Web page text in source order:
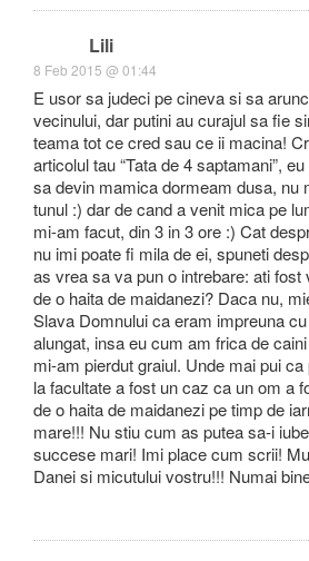
Lili
8 Feb 2015 @ 01:44
E usor sa judeci pe cineva si sa
vecinului, dar putini au curajul sa fie
teama tot ce cred sau ce ii macina!
articolul tau “Tata de 4 saptamani”,
sa devin mamica dormeam dusa, nu
tunul :) dar de cand a venit mica pe
mi-am facut, din 3 in 3 ore :) Cat
nu imi poate fi mila de ei, spuneti
as vrea sa va pun o intrebare: ati fost
de o haita de maidanezi? Daca nu,
Slava Domnului ca eram impreuna
alungat, insa eu cum am frica de
mi-am pierdut graiul. Unde mai pui
la facultate a fost un caz ca un om a
de o haita de maidanezi pe timp de
mare!!! Nu stiu cum as putea sa-i
succese mari! Imi place cum scrii!
Danei si micutului vostru!!! Numai